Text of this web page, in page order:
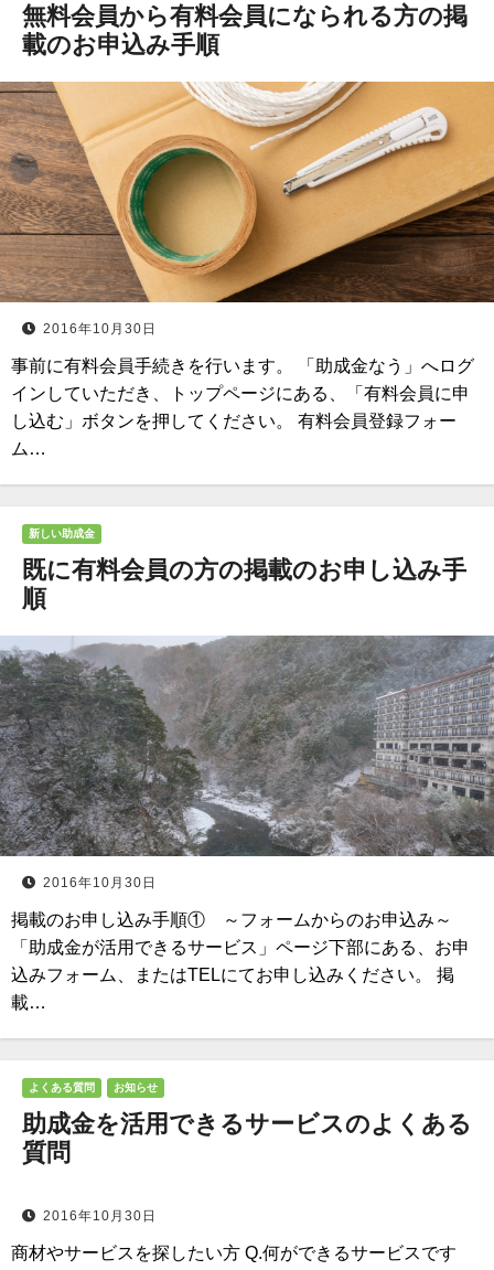
無料会員から有料会員になられる方の掲
載のお申込み手順
2016年10月30日
事前に有料会員手続きを行います。 「助成金なう」へログ
インしていただき、トップページにある、「有料会員に申
し込む」ボタンを押してください。 有料会員登録フォー
ム…
新しい助成金
既に有料会員の方の掲載のお申し込み手
順
2016年10月30日
掲載のお申し込み手順① ～フォームからのお申込み～
「助成金が活用できるサービス」ページ下部にある、お申
込みフォーム、またはTELにてお申し込みください。 掲
載…
よくある質問 お知らせ
助成金を活用できるサービスのよくある
質問
2016年10月30日
商材やサービスを探したい方 Q.何ができるサービスです